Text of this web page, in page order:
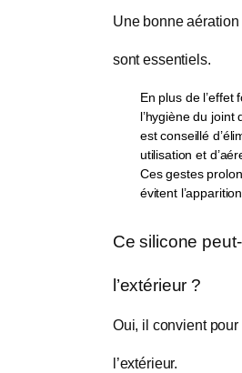
Une bonne
sont essentiels.
En plus de l’effet
l’hygiène du
est conseillé
utilisation et
Ces gestes
évitent
Ce silicone
l’extérieur ?
Oui, il convient pour
l’extérieur.